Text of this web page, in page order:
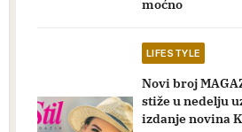
moćno
LIFESTYLE
Novi broj
stiže u nedelju
izdanje novina